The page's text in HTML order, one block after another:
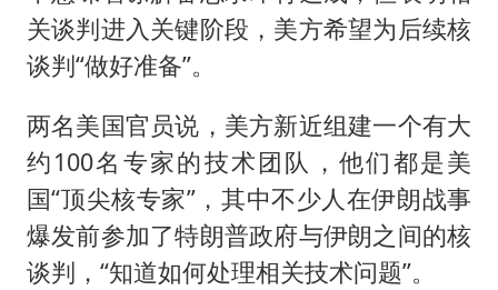
关谈判进入关键阶段，美方希望为后续核
谈判“做好准备”。
两名美国官员说，美方新近组建一个有大
约100名专家的技术团队，他们都是美
国“顶尖核专家”，其中不少人在伊朗战事
爆发前参加了特朗普政府与伊朗之间的核
谈判，“知道如何处理相关技术问题”。